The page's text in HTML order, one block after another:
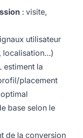
: visite,
utilisateur
localisation…)
estiment la
placement
base selon le
de la conversion